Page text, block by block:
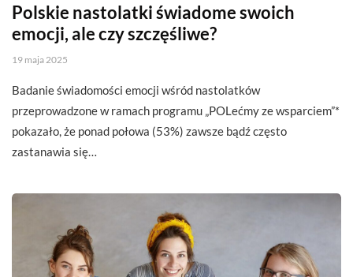
Polskie nastolatki świadome swoich
emocji, ale czy szczęśliwe?
19 maja 2025
Badanie świadomości emocji wśród nastolatków
przeprowadzone w ramach programu „POLećmy ze wsparciem”*
pokazało, że ponad połowa (53%) zawsze bądź często
zastanawia się…